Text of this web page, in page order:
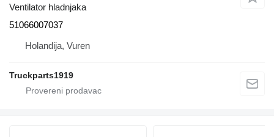
Ventilator hladnjaka
51066007037
Holandija, Vuren
Truckparts1919